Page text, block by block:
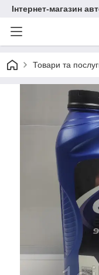
Інтернет-магазин
Товари та